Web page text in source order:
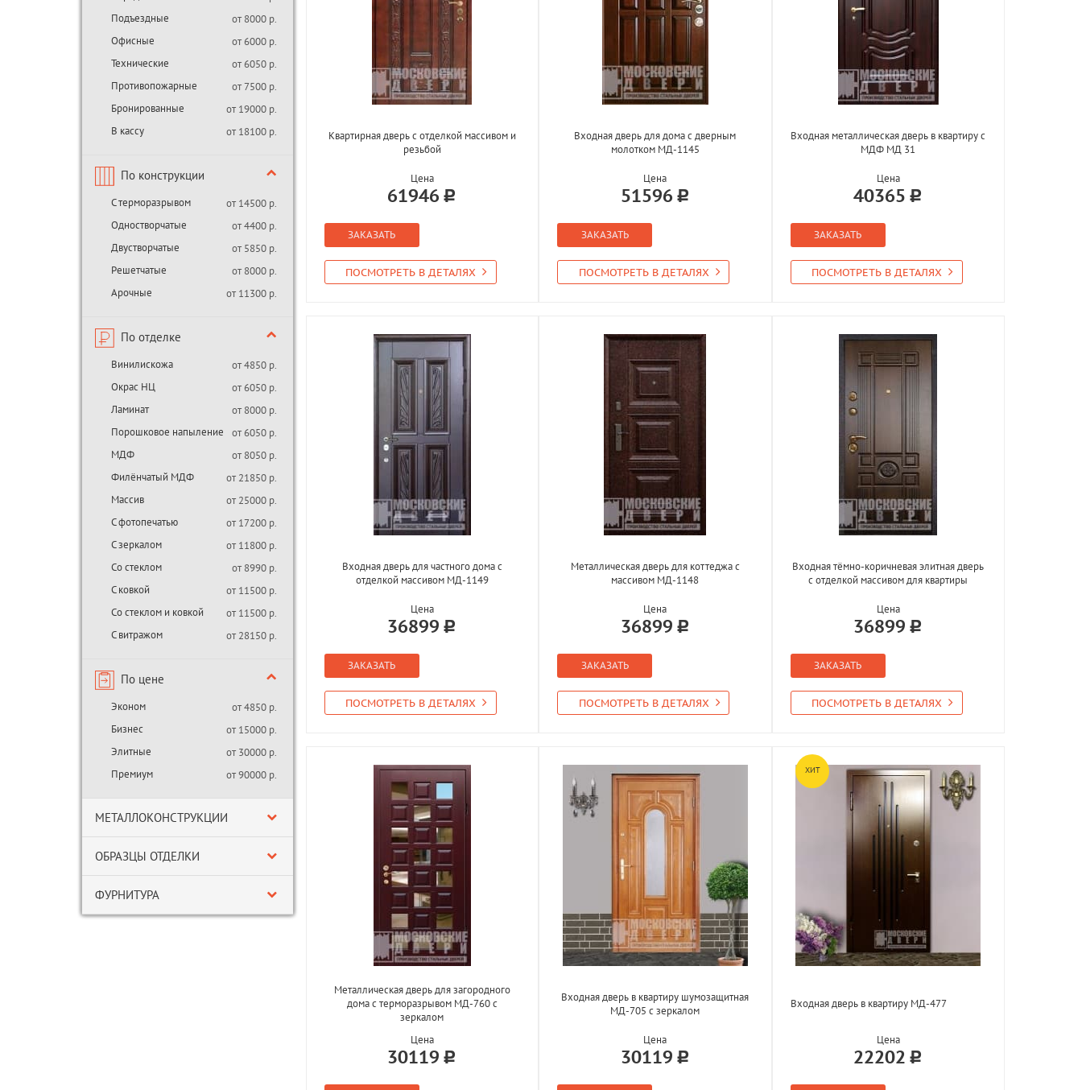
Подъездные
от 8000 р.
Офисные
от 6000 р.
Технические
от 6050 р.
Противопожарные
от 7500 р.
Бронированные
от 19000 р.
В кассу
от 18100 р.
По конструкции
С терморазрывом
от 14500 р.
Одностворчатые
от 4400 р.
Двустворчатые
от 5850 р.
Решетчатые
от 8000 р.
Арочные
от 11300 р.
По отделке
Винилискожа
от 4850 р.
Окрас НЦ
от 6050 р.
Ламинат
от 8000 р.
Порошковое напыление
от 6050 р.
МДФ
от 8050 р.
Филёнчатый МДФ
от 21850 р.
Массив
от 25000 р.
С фотопечатью
от 17200 р.
С зеркалом
от 11800 р.
Со стеклом
от 8990 р.
С ковкой
от 11500 р.
Со стеклом и ковкой
от 11500 р.
С витражом
от 28150 р.
По цене
Эконом
от 4850 р.
Бизнес
от 15000 р.
Элитные
от 30000 р.
Премиум
от 90000 р.
МЕТАЛЛОКОНСТРУКЦИИ
ОБРАЗЦЫ ОТДЕЛКИ
ФУРНИТУРА
Квартирная дверь с отделкой массивом и
резьбой
Цена
61946
ЗАКАЗАТЬ
ПОСМОТРЕТЬ В ДЕТАЛЯХ
Входная дверь для дома с дверным
молотком МД-1145
Цена
51596
ЗАКАЗАТЬ
ПОСМОТРЕТЬ В ДЕТАЛЯХ
Входная металлическая дверь в квартиру с
МДФ МД 31
Цена
40365
ЗАКАЗАТЬ
ПОСМОТРЕТЬ В ДЕТАЛЯХ
Входная дверь для частного дома с
отделкой массивом МД-1149
Цена
36899
ЗАКАЗАТЬ
ПОСМОТРЕТЬ В ДЕТАЛЯХ
Металлическая дверь для коттеджа с
массивом МД-1148
Цена
36899
ЗАКАЗАТЬ
ПОСМОТРЕТЬ В ДЕТАЛЯХ
Входная тёмно-коричневая элитная дверь
с отделкой массивом для квартиры
Цена
36899
ЗАКАЗАТЬ
ПОСМОТРЕТЬ В ДЕТАЛЯХ
Металлическая дверь для загородного
дома с терморазрывом МД-760 с
зеркалом
Цена
30119
Входная дверь в квартиру шумозащитная
МД-705 с зеркалом
Цена
30119
ХИТ
Входная дверь в квартиру МД-477
Цена
22202